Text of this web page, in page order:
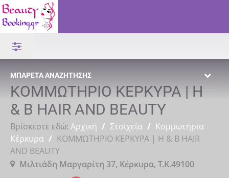
ΜΠΑΡΈΤΑ ΑΝΑΖΉΤΗΣΗΣ
ΚΟΜΜΩΤΗΡΙΟ ΚΕΡΚΥΡΑ | H
& B HAIR AND BEAUTY
Βρίσκεστε εδώ: Αρχική / Στοιχεία / Κομμωτήρια
Κέρκυρα / ΚΟΜΜΩΤΗΡΙΟ ΚΕΡΚΥΡΑ | H & B HAIR
AND BEAUTY
Μιλτιάδη Μαργαρίτη 37, Κέρκυρα, Τ.Κ.49100